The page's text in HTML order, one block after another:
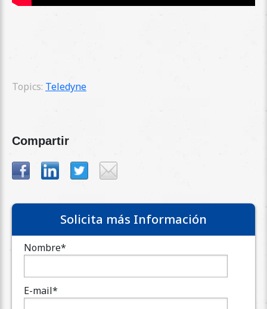
Topics: Teledyne
Compartir
Solicita más Información
Nombre*
E-mail*